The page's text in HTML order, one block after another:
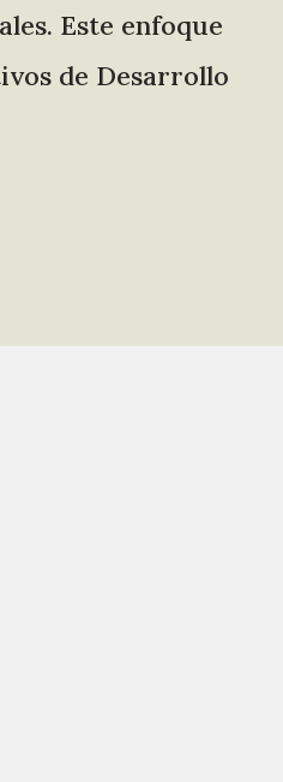
Este enfoque
de Desarrollo